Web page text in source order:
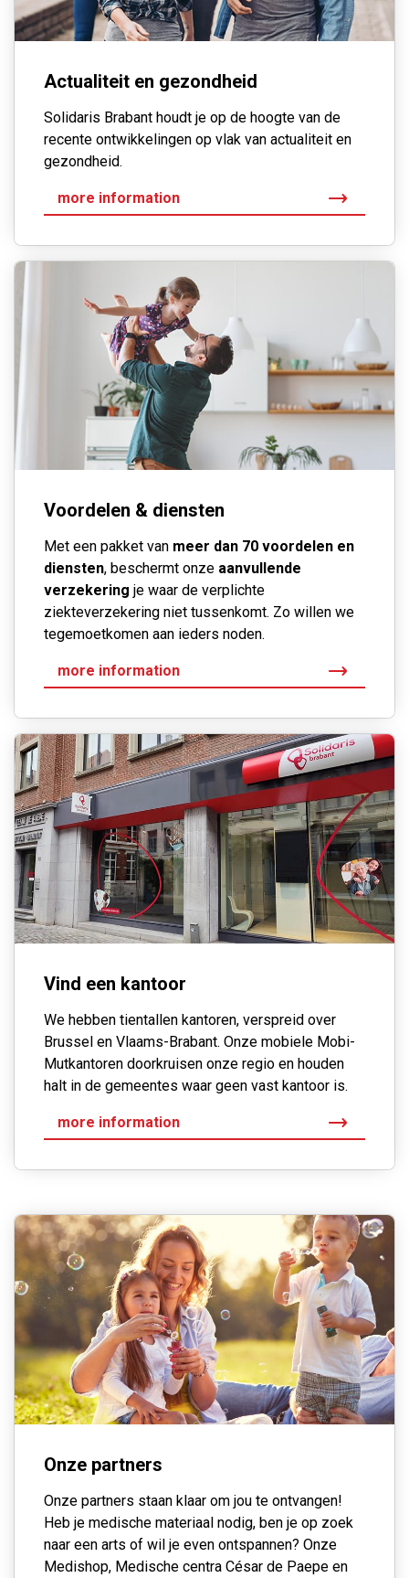
Actualiteit en gezondheid
Solidaris Brabant houdt je op de hoogte van de
recente ontwikkelingen op vlak van actualiteit en
gezondheid.
more information
Voordelen & diensten
Met een pakket van meer dan 70 voordelen en
diensten, beschermt onze aanvullende
verzekering je waar de verplichte
ziekteverzekering niet tussenkomt. Zo willen we
tegemoetkomen aan ieders noden.
more information
Vind een kantoor
We hebben tientallen kantoren, verspreid over
Brussel en Vlaams-Brabant. Onze mobiele Mobi-
Mutkantoren doorkruisen onze regio en houden
halt in de gemeentes waar geen vast kantoor is.
more information
Onze partners
Onze partners staan klaar om jou te ontvangen!
Heb je medische materiaal nodig, ben je op zoek
naar een arts of wil je even ontspannen? Onze
Medishop, Medische centra César de Paepe en